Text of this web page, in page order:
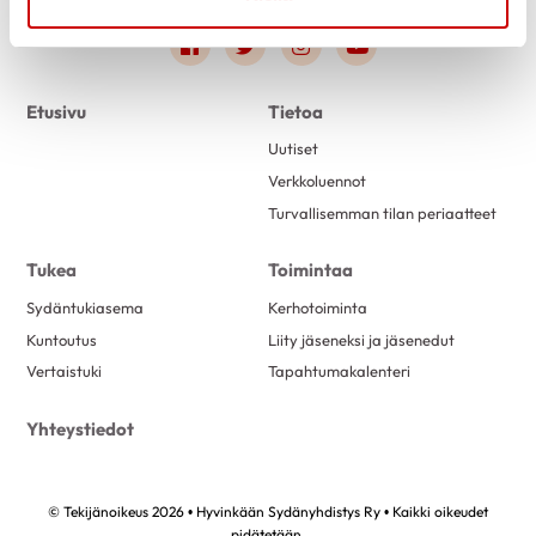
Link to facebook
Link to twitter
Link to instagram
Link to youtube
Etusivu Tietoa
Uutiset
Verkkoluennot
Turvallisemman tilan periaatteet
Tukea
Sydäntukiasema
Kuntoutus
Vertaistuki
Toimintaa
Kerhotoiminta
Liity jäseneksi ja jäsenedut
Tapahtumakalenteri
Yhteystiedot
© Tekijänoikeus 2026 • Hyvinkään Sydänyhdistys Ry • Kaikki oikeudet